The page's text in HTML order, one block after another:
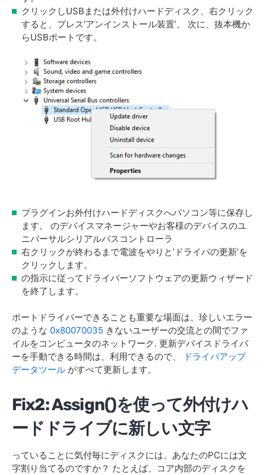
クリックしUSBまたは外付けハードディスク、右クリック
すると、プレス’アンインストール装置’。 次に、抜本機か
らUSBポートです。
プラグインお外付けハードディスクへパソコン等に保存し
ます。 のデバイスマネージャーやお客様のデバイスのユ
ニバーサルシリアルバスコントローラ
右クリックが終わるまで電波をやりと’ドライバの更新’を
クリックします。
の指示に従ってドライバーソフトウェアの更新ウィザード
を終了します。
ポートドライバーできることも重要な場面は、珍しいエラー
のような 0x80070035 きないユーザーの交流との間でファ
イルをコンピュータのネットワーク. 更新デバイスドライバ
ーを手動できる時間は、利用できるので、
ドライバアップ
データツール がすべて更新します。
Fix2: Assign()を使って外付けハ
ードドライブに新しい文字
っていることに気付毎にディスクには、あなたのPCには文
字割り当てるのですか？ たとえば、コア内部のディスクを